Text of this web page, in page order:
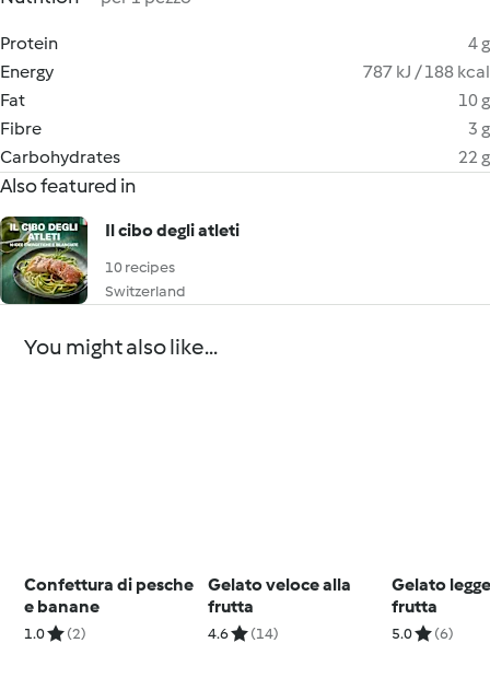
Protein
4 g
Energy
787 kJ / 188 kcal
Fat
10 g
Fibre
3 g
Carbohydrates
22 g
Also featured in
Il cibo degli atleti
10 recipes
Switzerland
You might also like...
Confettura di pesche
e banane
1.0 (2)
Gelato veloce alla
frutta
4.6 (14)
Gelato
frutta
5.0 (6)